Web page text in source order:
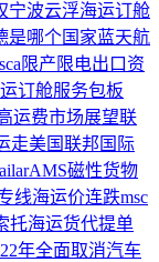
宁波云浮海运订舱
是哪个国家蓝天航
限产限电出口资
订舱服务包板
运费市场展望联
走美国联邦国际
AMS磁性货物
线海运价连跌msc
托海运货代提单
年全面取消汽车